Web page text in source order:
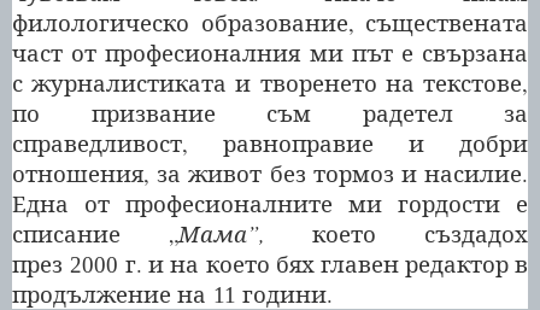
филологическо образование, съществената
част от професионалния ми път е свързана
с журналистиката и творенето на текстове,
по призвание съм радетел за
справедливост, равноправие и добри
отношения, за живот без тормоз и насилие.
Една от професионалните ми гордости е
списание „Мама”, което създадох
през 2000 г. и на което бях главен редактор в
продължение на 11 години.